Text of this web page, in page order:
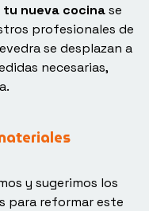
tu nueva cocinase
profesionales de
se desplazan a
necesarias,
y sugerimos los
para reformar este